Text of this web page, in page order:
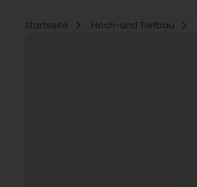
Startseite
Hoch-und Tiefbau